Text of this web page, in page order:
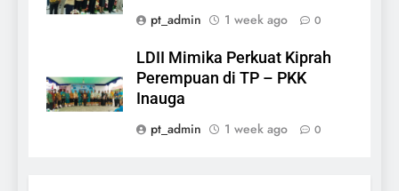
pt_admin
1 week ago 0
LDII Mimika Perkuat Kiprah
Perempuan di TP – PKK
Inauga
pt_admin
1 week ago 0